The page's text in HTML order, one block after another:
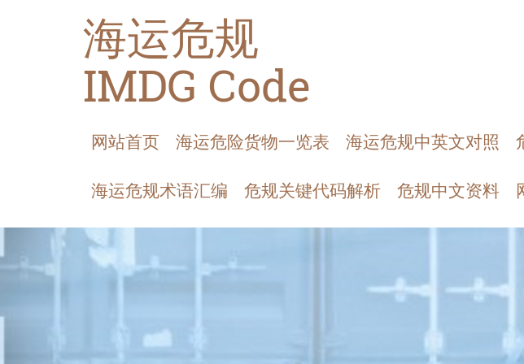
海运危规
IMDG Code
网站首页 海运危险货物一览表 海运危规中英文对照
海运危规术语汇编 危规关键代码解析 危规中文资料